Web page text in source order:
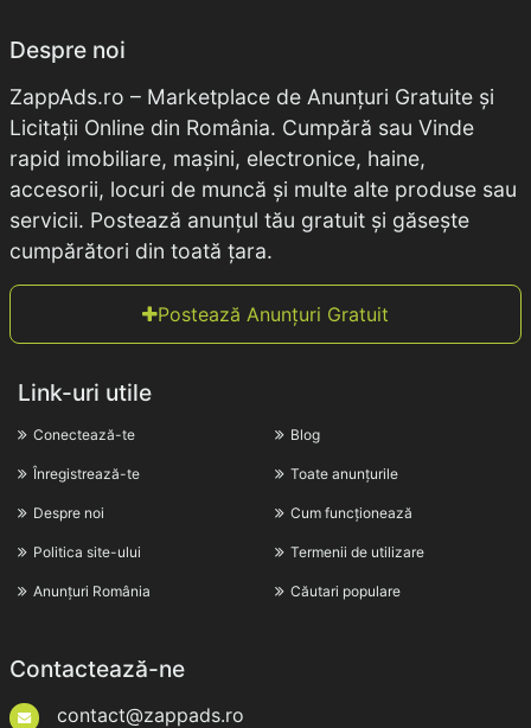
Despre noi
ZappAds.ro – Marketplace de Anunțuri Gratuite și
Licitații Online din România. Cumpără sau Vinde
rapid imobiliare, mașini, electronice, haine,
accesorii, locuri de muncă și multe alte produse sau
servicii. Postează anunțul tău gratuit și găsește
cumpărători din toată țara.
Postează Anunțuri Gratuit
Link-uri utile
Conectează-te
Înregistrează-te
Despre noi
Politica site-ului
Anunțuri România
Blog
Toate anunțurile
Cum funcționează
Termenii de utilizare
Căutari populare
Contactează-ne
contact@zappads.ro